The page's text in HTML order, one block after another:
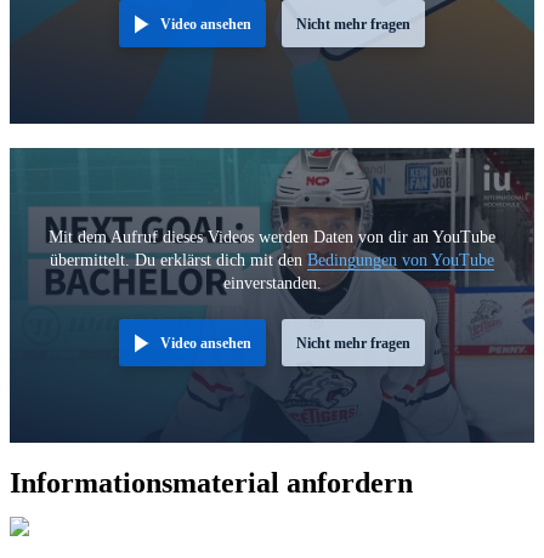
Video ansehen Nicht mehr fragen
Mit dem Aufruf dieses Videos werden Daten von dir an YouTube
übermittelt. Du erklärst dich mit den Bedingungen von YouTube
einverstanden.
Video ansehen Nicht mehr fragen
Informationsmaterial anfordern